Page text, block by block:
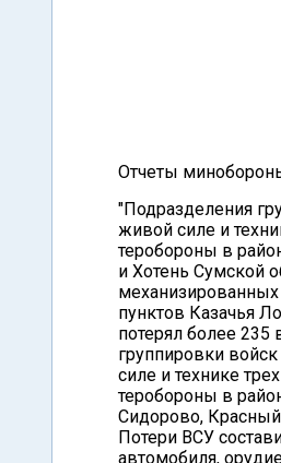
Отчеты
"Подразделения
живой силе и
теробороны в
и Хотень Сумской
пунктов Казачья
потерял более 235
группировки
силе и технике
теробороны в
Сидорово,
Потери ВСУ
автомобиля,